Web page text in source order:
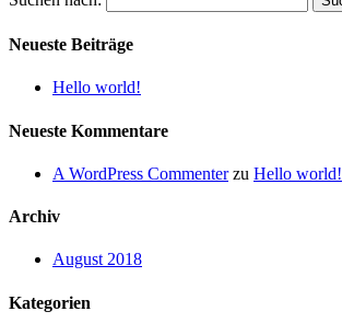
Neueste Beiträge
Hello world!
Neueste Kommentare
A WordPress Commenterzu Hello world!
Archiv
August 2018
Kategorien